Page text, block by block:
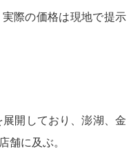
際の価格は現地で提示
開しており、澎湖、金
舗に及ぶ。